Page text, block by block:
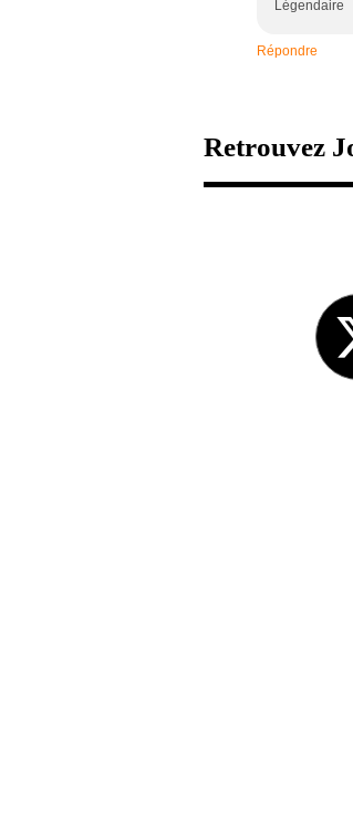
Légendaire
Répondre
Retrouvez